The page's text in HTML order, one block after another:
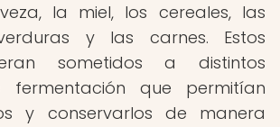
la miel, los cereales, las
y las carnes. Estos
sometidos a distintos
fermentación que permitían
y conservarlos de manera